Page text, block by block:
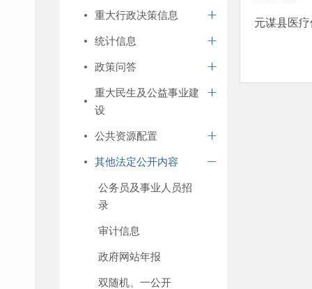
重大行政决策信息
统计信息
政策问答
重大民生及公益事业建
设
公共资源配置
其他法定公开内容
公务员及事业人员招
录
审计信息
政府网站年报
双随机、一公开
元谋县医